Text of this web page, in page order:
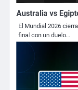
Australia vs
El Mundial 2026
final con un duelo…